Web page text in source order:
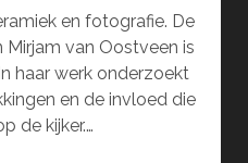
en fotografie. De
van Oostveen is
haar werk onderzoekt
en de invloed die
de kijker.…